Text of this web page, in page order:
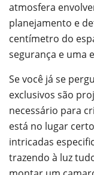
atmosfera
planejamento e
centímetro do
segurança e uma
Se você já se
exclusivos são
necessário para
está no lugar
intricadas
trazendo à luz